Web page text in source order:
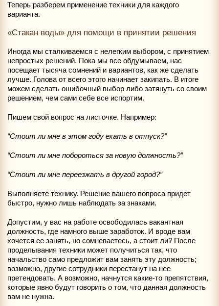
Теперь разберем применение техники для каждого
варианта.
«Стакан воды» для помощи в принятии решения
Иногда мы сталкиваемся с нелегким выбором, с принятием
непростых решений. Пока мы все обдумываем, нас
посещает тысяча сомнений и вариантов, как же сделать
лучше. Голова от всего этого начинает закипать. В итоге
можем сделать ошибочный выбор либо затянуть со своим
решением, чем сами себе все испортим.
Пишем свой вопрос на листочке. Например:
“Стоит ли мне в этом году ехать в отпуск?”
“Стоит ли мне побороться за новую должность?”
“Стоит ли мне переезжать в другой город?”
Выполняете технику. Решение вашего вопроса придет
быстро, нужно лишь наблюдать за знаками.
Допустим, у вас на работе освободилась вакантная
должность, где намного выше заработок. И вроде вам
хочется ее занять, но сомневаетесь, а стоит ли? После
проделывания техники может получиться так, что
начальство само предложит вам занять эту должность;
возможно, другие сотрудники перестанут на нее
претендовать. А возможно, начнутся какие-то препятствия,
которые явно будут говорить о том, что данная должность
вам не нужна.